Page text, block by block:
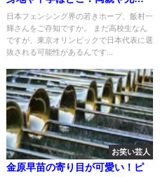
について！
日本フェンシング界の若きホープ、飯村一
輝さんをご存知ですか。 まだ高校生なん
ですが、東京オリンピックで日本代表に選
抜される可能性があるんです...
お笑い芸人
金原早苗の寄り目が可愛い！ピ